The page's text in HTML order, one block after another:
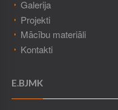
Galerija
Projekti
Mācību materiāli
Kontakti
E.BJMK